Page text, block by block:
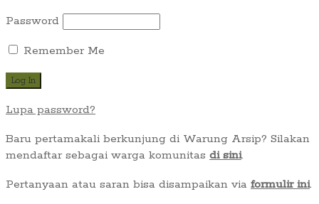
Password
Remember Me
Lupa password?
Baru pertamakali berkunjung di Warung Arsip? Silakan
mendaftar sebagai warga komunitas di sini.
Pertanyaan atau saran bisa disampaikan via formulir ini.